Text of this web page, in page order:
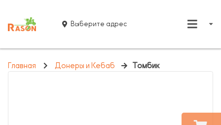
Выберите адрес
Главная Донеры и Кебаб Томбик